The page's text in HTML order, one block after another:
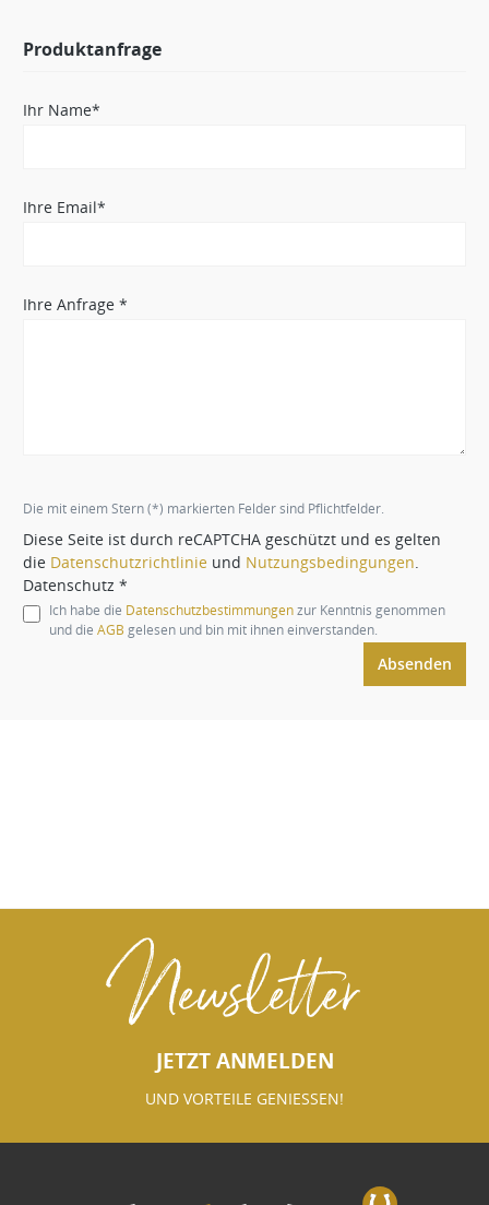
Produktanfrage
Ihr Name*
Ihre Email*
Ihre Anfrage *
Die mit einem Stern (*) markierten Felder sind Pflichtfelder.
Diese Seite ist durch reCAPTCHA geschützt und es gelten
die Datenschutzrichtlinie und Nutzungsbedingungen
Datenschutz *
Ich habe die Datenschutzbestimmungenzur Kenntnis genommen
und die AGB gelesen und bin mit ihnen einverstanden.
Absenden
Newsletter
JETZT ANMELDEN
UND VORTEILE GENIESSEN!